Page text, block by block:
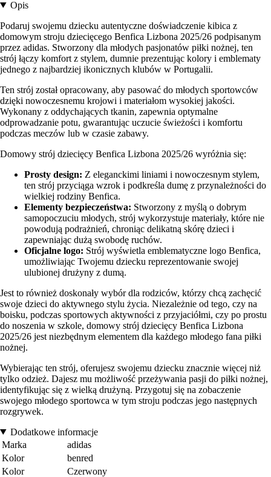
Opis
Podaruj swojemu dziecku autentyczne doświadczenie kibica z
domowym stroju dziecięcego Benfica Lizbona 2025/26 podpisanym
przez adidas. Stworzony dla młodych pasjonatów piłki nożnej, ten
strój łączy komfort z stylem, dumnie prezentując kolory i emblematy
jednego z najbardziej ikonicznych klubów w Portugalii.
Ten strój został opracowany, aby pasować do młodych sportowców
dzięki nowoczesnemu krojowi i materiałom wysokiej jakości.
Wykonany z oddychających tkanin, zapewnia optymalne
odprowadzanie potu, gwarantując uczucie świeżości i komfortu
podczas meczów lub w czasie zabawy.
Domowy strój dziecięcy Benfica Lizbona 2025/26 wyróżnia się:
Prosty design: Z eleganckimi liniami i nowoczesnym stylem,
ten strój przyciąga wzrok i podkreśla dumę z przynależności do
wielkiej rodziny Benfica.
Elementy bezpieczeństwa: Stworzony z myślą o dobrym
samopoczuciu młodych, strój wykorzystuje materiały, które nie
powodują podrażnień, chroniąc delikatną skórę dzieci i
zapewniając dużą swobodę ruchów.
Oficjalne logo: Strój wyświetla emblematyczne logo Benfica,
umożliwiając Twojemu dziecku reprezentowanie swojej
ulubionej drużyny z dumą.
Jest to również doskonały wybór dla rodziców, którzy chcą zachęcić
swoje dzieci do aktywnego stylu życia. Niezależnie od tego, czy na
boisku, podczas sportowych aktywności z przyjaciółmi, czy po prostu
do noszenia w szkole, domowy strój dziecięcy Benfica Lizbona
2025/26 jest niezbędnym elementem dla każdego młodego fana piłki
nożnej.
Wybierając ten strój, oferujesz swojemu dziecku znacznie więcej niż
tylko odzież. Dajesz mu możliwość przeżywania pasji do piłki nożnej,
identyfikując się z wielką drużyną. Przygotuj się na zobaczenie
swojego młodego sportowca w tym stroju podczas jego następnych
rozgrywek.
Dodatkowe informacje
Marka
adidas
Kolor
benred
Kolor
Czerwony